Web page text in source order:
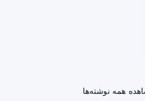
همه نوشته‌ها